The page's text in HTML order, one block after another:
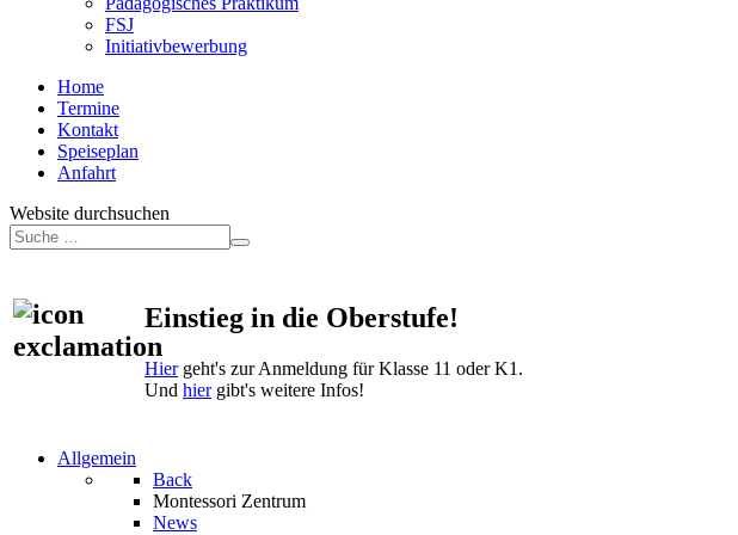
FSJ
Initiativbewerbung
Home
Termine
Kontakt
Speiseplan
Anfahrt
Website durchsuchen
Einstieg in die Oberstufe!
Hiergeht's zur Anmeldung für Klasse 11 oder K1.
Und hiergibt's weitere Infos!
Allgemein
Back
Montessori Zentrum
News